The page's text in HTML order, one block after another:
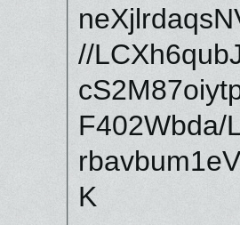
//
F402Wbda/
K